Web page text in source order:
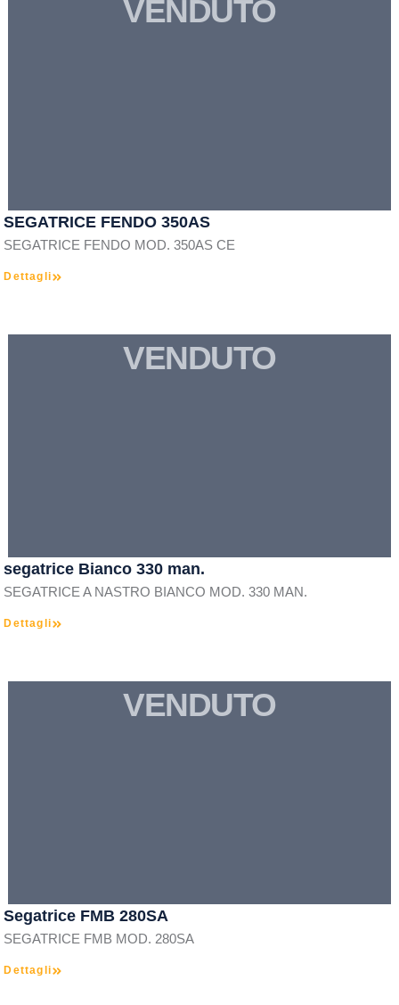
VENDUTO
SEGATRICE FENDO 350AS
SEGATRICE FENDO MOD. 350AS CE
Dettagli
VENDUTO
segatrice Bianco 330 man.
SEGATRICE A NASTRO BIANCO MOD. 330 MAN.
Dettagli
VENDUTO
Segatrice FMB 280SA
SEGATRICE FMB MOD. 280SA
Dettagli